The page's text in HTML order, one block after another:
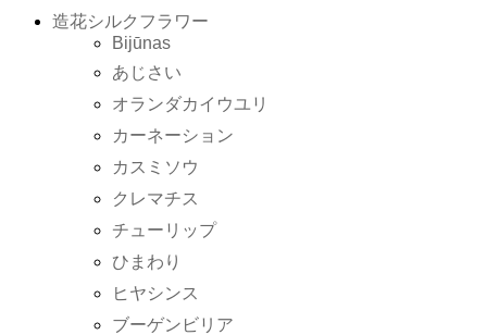
造花シルクフラワー
Bijūnas
あじさい
オランダカイウユリ
カーネーション
カスミソウ
クレマチス
チューリップ
ひまわり
ヒヤシンス
ブーゲンビリア